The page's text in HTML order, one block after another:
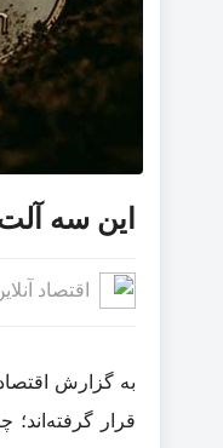
این سه
اقتصاد